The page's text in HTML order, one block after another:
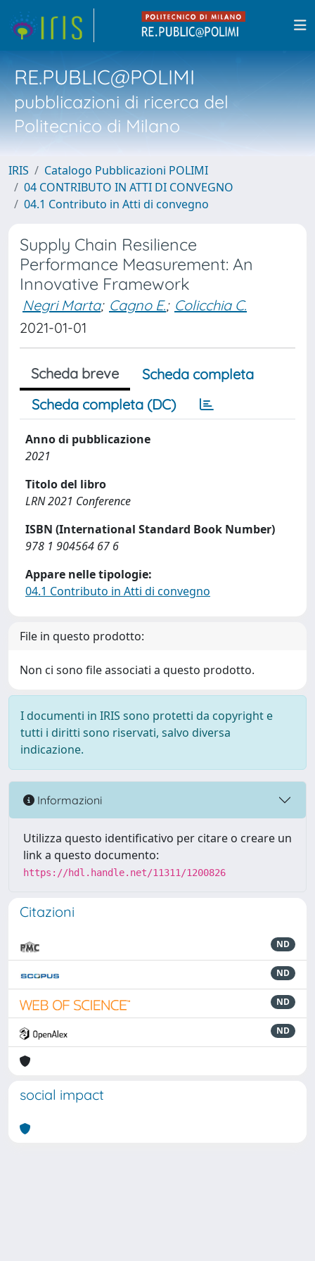
RE.PUBLIC@POLIMI
pubblicazioni di ricerca del
Politecnico di Milano
IRIS
Catalogo Pubblicazioni POLIMI
04 CONTRIBUTO IN ATTI DI CONVEGNO
04.1 Contributo in Atti di convegno
Supply Chain Resilience
Performance Measurement: An
Innovative Framework
Negri Marta; Cagno E.; Colicchia C.
2021-01-01
Scheda breve
Scheda completa
Scheda completa (DC)
Anno di pubblicazione
2021
Titolo del libro
LRN 2021 Conference
ISBN (International Standard Book Number)
978 1 904564 67 6
Appare nelle tipologie:
04.1 Contributo in Atti di convegno
File in questo prodotto:
Non ci sono file associati a questo prodotto.
I documenti in IRIS sono protetti da copyright e
tutti i diritti sono riservati, salvo diversa
indicazione.
Informazioni
Utilizza questo identificativo per citare o creare un
link a questo documento:
https://hdl.handle.net/11311/1200826
Citazioni
ND
ND
ND
ND
social impact